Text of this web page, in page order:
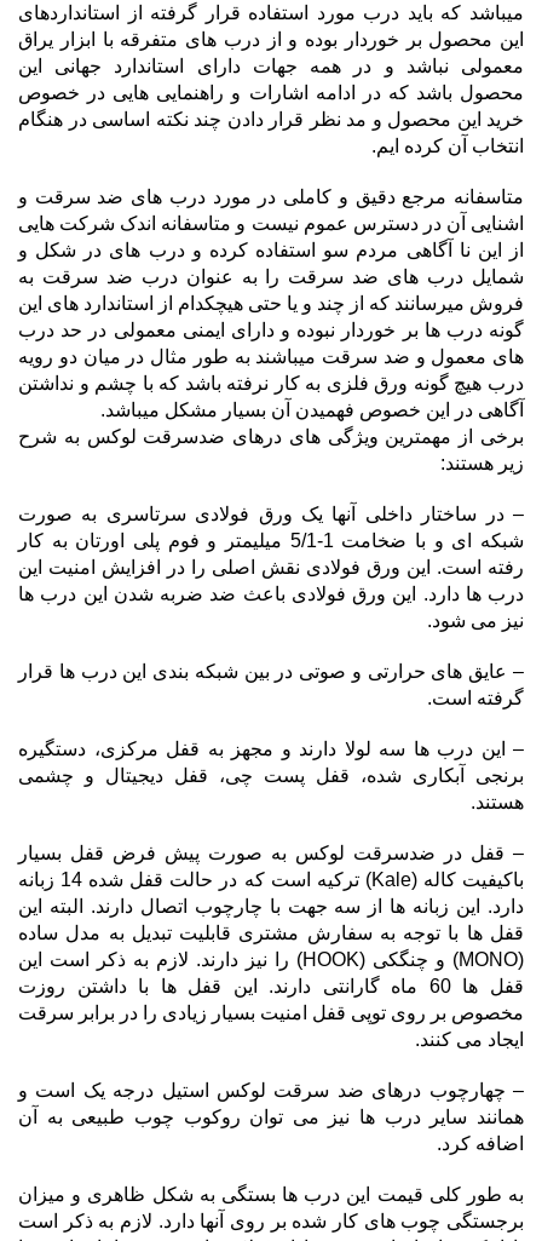
میباشد که باید درب مورد استفاده قرار گرفته از استانداردهای
این محصول بر خوردار بوده و از درب های متفرقه با ابزار یراق
معمولی نباشد و در همه جهات دارای استاندارد جهانی این
محصول باشد که در ادامه اشارات و راهنمایی هایی در خصوص
خرید این محصول و مد نظر قرار دادن چند نکته اساسی در هنگام
انتخاب آن کرده ایم.
متاسفانه مرجع دقیق و کاملی در مورد درب های ضد سرقت و
اشنایی آن در دسترس عموم نیست و متاسفانه اندک شرکت هایی
از این نا آگاهی مردم سو استفاده کرده و درب های در شکل و
شمایل درب های ضد سرقت را به عنوان درب ضد سرقت به
فروش میرسانند که از چند و یا حتی هیچکدام از استاندارد های این
گونه درب ها بر خوردار نبوده و دارای ایمنی معمولی در حد درب
های معمول و ضد سرقت میباشند به طور مثال در میان دو رویه
درب هیچ گونه ورق فلزی به کار نرفته باشد که با چشم و نداشتن
آگاهی در این خصوص فهمیدن آن بسیار مشکل میباشد.
برخی از مهمترین ویژگی های درهای ضدسرقت لوکس به شرح
زیر هستند:
– در ساختار داخلی آنها یک ورق فولادی سرتاسری به صورت
شبکه ای و با ضخامت 1-5/1 میلیمتر و فوم پلی اورتان به کار
رفته است. این ورق فولادی نقش اصلی را در افزایش امنیت این
درب ها دارد. این ورق فولادی باعث ضد ضربه شدن این درب ها
نیز می شود.
– عایق های حرارتی و صوتی در بین شبکه بندی این درب ها قرار
گرفته است.
– این درب ها سه لولا دارند و مجهز به قفل مرکزی، دستگیره
برنجی آبکاری شده، قفل پست چی، قفل دیجیتال و چشمی
هستند.
– قفل در ضدسرقت لوکس به صورت پیش فرض قفل بسیار
باکیفیت کاله (Kale) ترکیه است که در حالت قفل شده 14 زبانه
دارد. این زبانه ها از سه جهت با چارچوب اتصال دارند. البته این
قفل ها با توجه به سفارش مشتری قابلیت تبدیل به مدل ساده
(MONO) و چنگکی (HOOK) را نیز دارند. لازم به ذکر است این
قفل ها 60 ماه گارانتی دارند. این قفل ها با داشتن روزت
مخصوص بر روی توپی قفل امنیت بسیار زیادی را در برابر سرقت
ایجاد می کنند.
– چهارچوب درهای ضد سرقت لوکس استیل درجه یک است و
همانند سایر درب ها نیز می توان روکوب چوب طبیعی به آن
اضافه کرد.
به طور کلی قیمت این درب ها بستگی به شکل ظاهری و میزان
برجستگی چوب های کار شده بر روی آنها دارد. لازم به ذکر است